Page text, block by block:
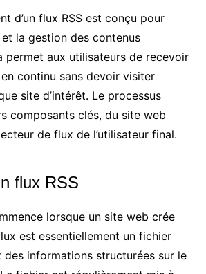
d’un flux RSS est conçu pour
et la gestion des contenus
permet aux utilisateurs de recevoir
continu sans devoir visiter
site d’intérêt. Le processus
composants clés, du site web
de flux de l’utilisateur final.
flux RSS
lorsque un site web crée
est essentiellement un fichier
des informations structurées sur le